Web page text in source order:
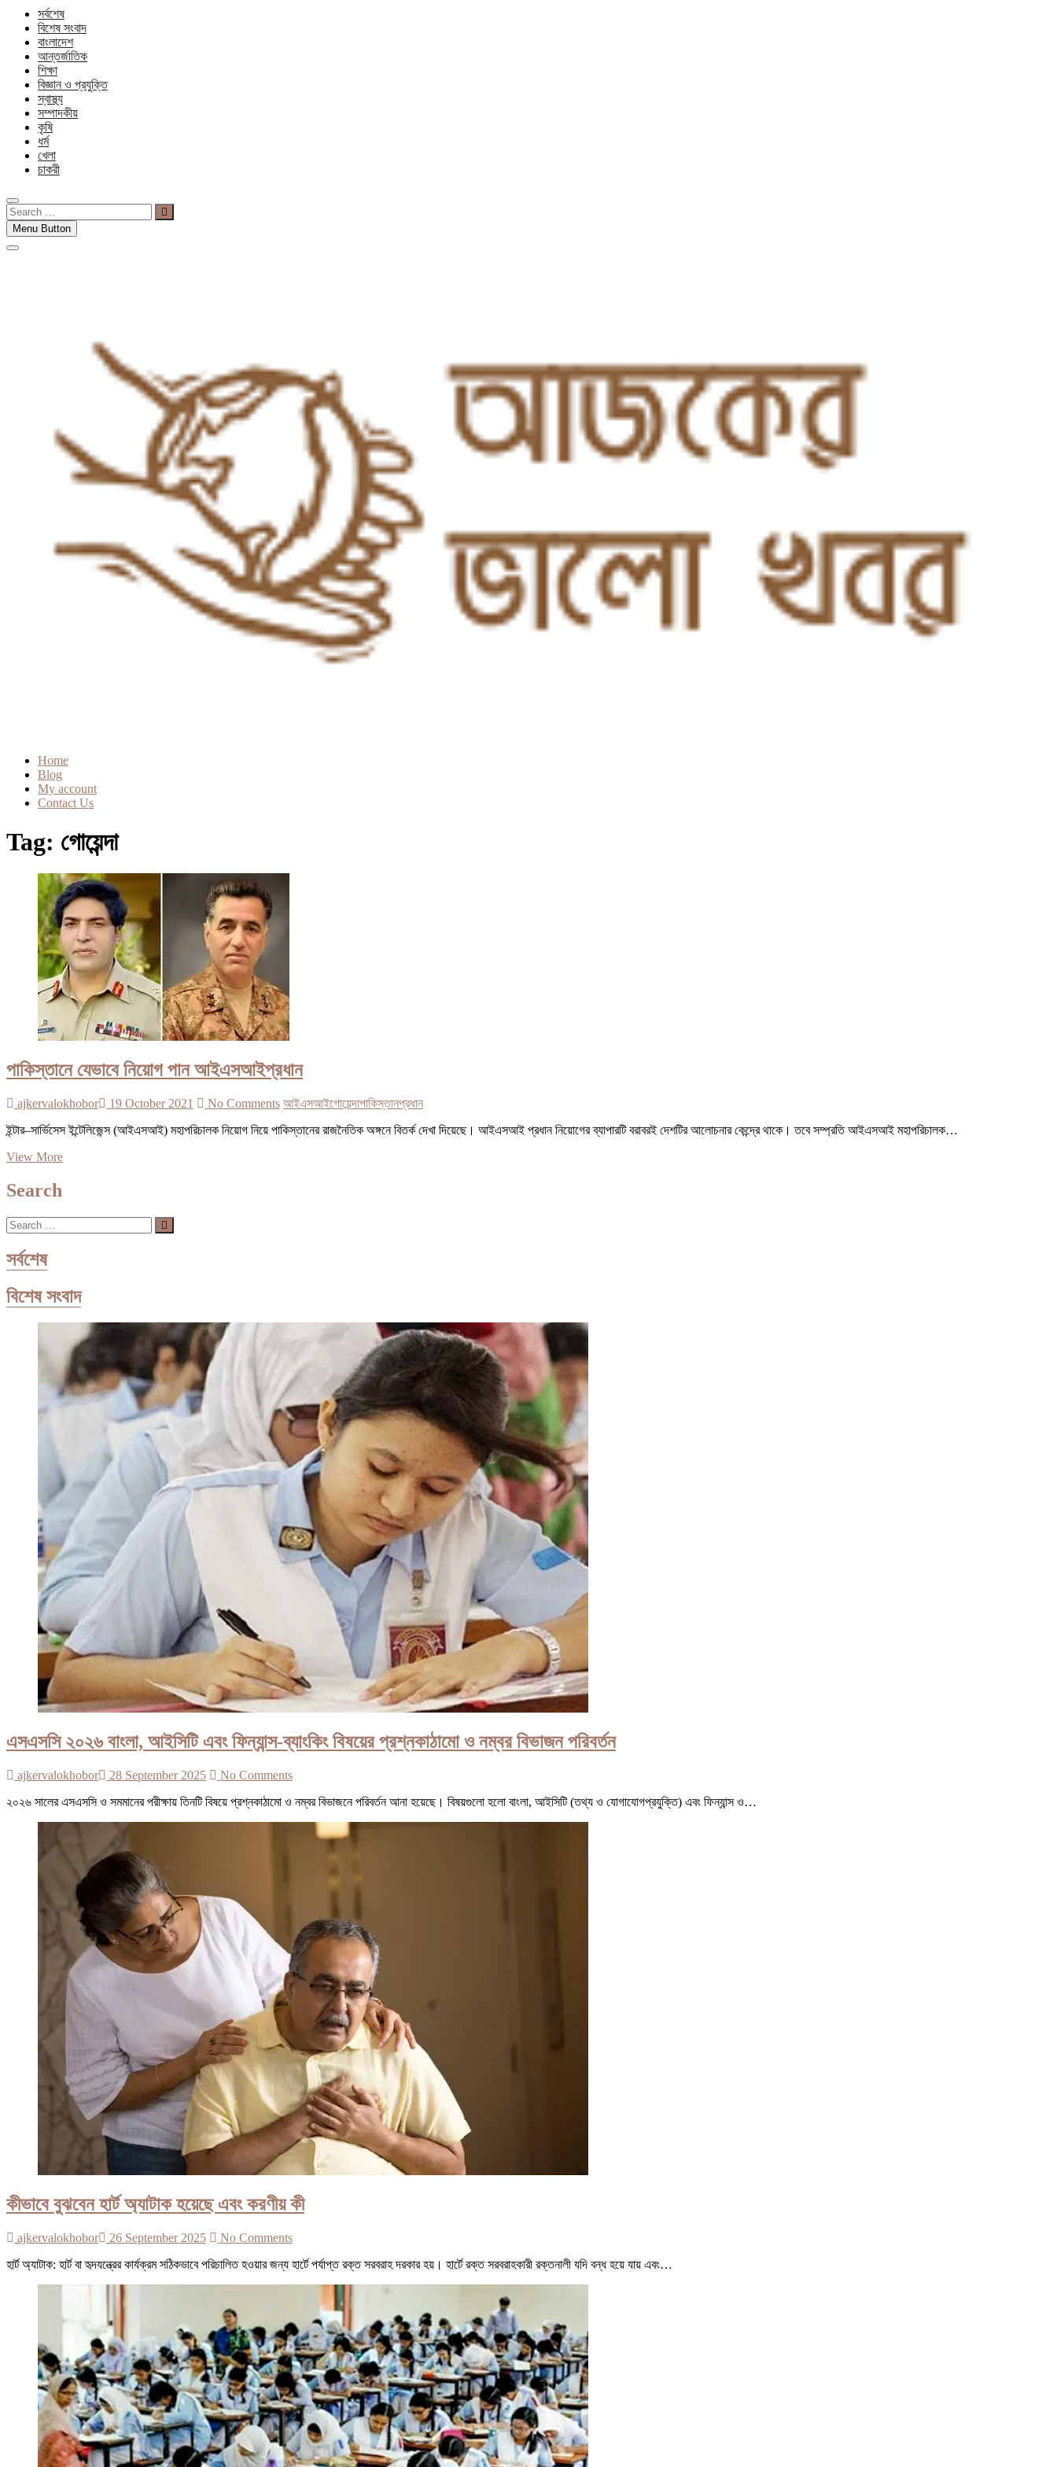
সর্বশেষ
বিশেষ সংবাদ
বাংলাদেশ
আন্তর্জাতিক
শিক্ষা
বিজ্ঞান ও প্রযুক্তি
স্বাস্থ্য
সম্পাদকীয়
কৃষি
ধর্ম
খেলা
চাকরী
Search
…Menu Button
Home
Blog
My account
Contact Us
Tag: গোয়েন্দা
পাকিস্তানে যেভাবে নিয়োগ পান আইএসআইপ্রধান
ajkervalokhobor 19 October 2021 No Comments আইএসআইগোয়েন্দাপাকিস্তানপ্রধান
ইন্টার–সার্ভিসেস ইন্টেলিজেন্স (আইএসআই) মহাপরিচালক নিয়োগ নিয়ে পাকিস্তানের রাজনৈতিক অঙ্গনে বিতর্ক দেখা দিয়েছে। আইএসআই প্রধান নিয়োগের ব্যাপারটি বরাবরই দেশটির আলোচনার কেন্দ্রে থাকে। তবে সম্প্রতি আইএসআই মহাপরিচালক…
View Moreপাকিস্তানে
Search
Search
…
সর্বশেষ
বিশেষ সংবাদ
এসএসসি ২০২৬ বাংলা, আইসিটি এবং ফিন্যান্স-ব্যাংকিং বিষয়ের প্রশ্নকাঠামো ও নম্বর বিভাজন পরিবর্তন
ajkervalokhobor 28 September 2025
No Comments
২০২৬ সালের এসএসসি ও সমমানের পরীক্ষায় তিনটি বিষয়ে প্রশ্নকাঠামো ও নম্বর বিভাজনে পরিবর্তন আনা হয়েছে। বিষয়গুলো হলো বাংলা, আইসিটি (তথ্য ও যোগাযোগপ্রযুক্তি) এবং ফিন্যান্স ও…
কীভাবে বুঝবেন হার্ট অ্যাটাক হয়েছে এবং করণীয় কী
ajkervalokhobor 26 September 2025
No Comments
হার্ট অ্যাটাক: হার্ট বা হৃদযন্ত্রের কার্যক্রম সঠিকভাবে পরিচালিত হওয়ার জন্য হার্টে পর্যাপ্ত রক্ত সরবরাহ দরকার হয়। হার্টে রক্ত সরবরাহকারী রক্তনালী যদি বন্ধ হয়ে যায় এবং…